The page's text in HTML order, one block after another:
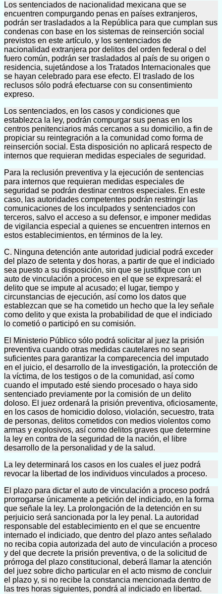
Los sentenciados de nacionalidad mexicana que se
encuentren compurgando penas en países extranjeros,
podrán ser trasladados a la República para que cumplan sus
condenas con base en los sistemas de reinserción social
previstos en este artículo, y los sentenciados de
nacionalidad extranjera por delitos del orden federal o del
fuero común, podrán ser trasladados al país de su origen o
residencia, sujetándose a los Tratados Internacionales que
se hayan celebrado para ese efecto. El traslado de los
reclusos sólo podrá efectuarse con su consentimiento
expreso.
Los sentenciados, en los casos y condiciones que
establezca la ley, podrán compurgar sus penas en los
centros penitenciarios más cercanos a su domicilio, a fin de
propiciar su reintegración a la comunidad como forma de
reinserción social. Esta disposición no aplicará respecto de
internos que requieran medidas especiales de seguridad.
Para la reclusión preventiva y la ejecución de sentencias
para internos que requieran medidas especiales de
seguridad se podrán destinar centros especiales. En este
caso, las autoridades competentes podrán restringir las
comunicaciones de los inculpados y sentenciados con
terceros, salvo el acceso a su defensor, e imponer medidas
de vigilancia especial a quienes se encuentren internos en
estos establecimientos, en términos de la ley.
C. Ninguna detención ante autoridad judicial podrá exceder
del plazo de setenta y dos horas, a partir de que el indiciado
sea puesto a su disposición, sin que se justifique con un
auto de vinculación a proceso en el que se expresará: el
delito que se impute al acusado; el lugar, tiempo y
circunstancias de ejecución, así como los datos que
establezcan que se ha cometido un hecho que la ley señale
como delito y que exista la probabilidad de que el indiciado
lo cometió o participó en su comisión.
El Ministerio Público sólo podrá solicitar al juez la prisión
preventiva cuando otras medidas cautelares no sean
suficientes para garantizar la comparecencia del imputado
en el juicio, el desarrollo de la investigación, la protección de
la víctima, de los testigos o de la comunidad, así como
cuando el imputado esté siendo procesado o haya sido
sentenciado previamente por la comisión de un delito
doloso. El juez ordenará la prisión preventiva, oficiosamente,
en los casos de homicidio doloso, violación, secuestro, trata
de personas, delitos cometidos con medios violentos como
armas y explosivos, así como delitos graves que determine
la ley en contra de la seguridad de la nación, el libre
desarrollo de la personalidad y de la salud.
La ley determinará los casos en los cuales el juez podrá
revocar la libertad de los individuos vinculados a proceso.
El plazo para dictar el auto de vinculación a proceso podrá
prorrogarse únicamente a petición del indiciado, en la forma
que señale la ley. La prolongación de la detención en su
perjuicio será sancionada por la ley penal. La autoridad
responsable del establecimiento en el que se encuentre
internado el indiciado, que dentro del plazo antes señalado
no reciba copia autorizada del auto de vinculación a proceso
y del que decrete la prisión preventiva, o de la solicitud de
prórroga del plazo constitucional, deberá llamar la atención
del juez sobre dicho particular en el acto mismo de concluir
el plazo y, si no recibe la constancia mencionada dentro de
las tres horas siguientes, pondrá al indiciado en libertad.